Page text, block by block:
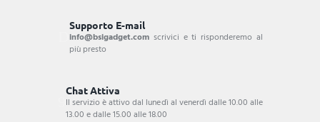
Supporto E-mail
info@bsigadget.com scrivici e ti risponderemo al
più presto
Chat Attiva
Il servizio è attivo dal lunedì al venerdì dalle 10.00 alle
13.00 e dalle 15.00 alle 18.00